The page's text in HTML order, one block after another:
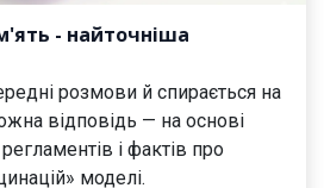
- найточніша
розмови й спирається на
відповідь — на основі
і фактів про
моделі.